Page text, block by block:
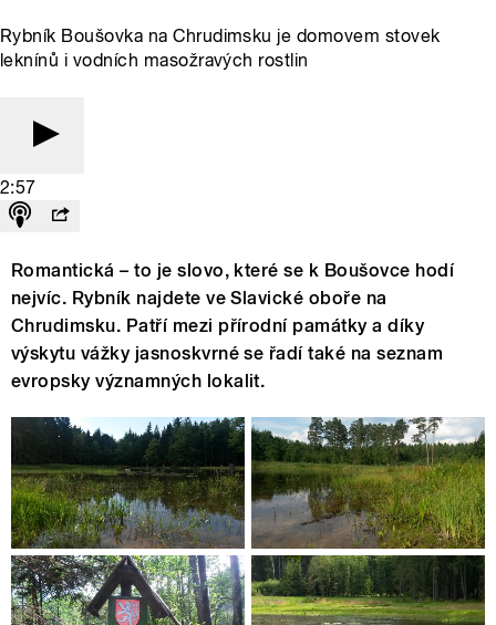
Rybník Boušovka na Chrudimsku je domovem stovek
leknínů i vodních masožravých rostlin
2:57
Romantická – to je slovo, které se k Boušovce hodí
nejvíc. Rybník najdete ve Slavické oboře na
Chrudimsku. Patří mezi přírodní památky a díky
výskytu vážky jasnoskvrné se řadí také na seznam
evropsky významných lokalit.